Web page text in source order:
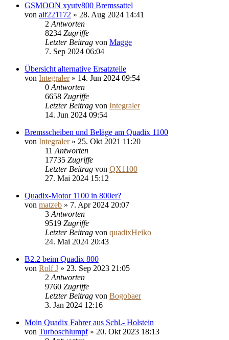
GSMOON xyutv800 Bremssattel
von alf221172 » 28. Aug 2024 14:41
2 Antworten
8234 Zugriffe
Letzter Beitrag von Magge
7. Sep 2024 06:04
Übersicht alternative Ersatzteile
von Integraler» 14. Jun 2024 09:54
0 Antworten
6658 Zugriffe
Letzter Beitrag von Integraler
14. Jun 2024 09:54
Bremsscheiben und Beläge am Quadix 1100
von Integraler» 25. Okt 2021 11:20
11 Antworten
17735 Zugriffe
Letzter Beitrag von QX1100
27. Mai 2024 15:12
Quadix-Motor 1100 in 800er?
von matzeb » 7. Apr 2024 20:07
3 Antworten
9519 Zugriffe
Letzter Beitrag von quadixHeiko
24. Mai 2024 20:43
B2.2 beim Quadix 800
von Rolf J » 23. Sep 2023 21:05
2 Antworten
9760 Zugriffe
Letzter Beitrag von Bogobaer
3. Jan 2024 12:16
Moin Quadix Fahrer aus Schl.- Holstein
von Turboschlumpf» 20. Okt 2023 18:13